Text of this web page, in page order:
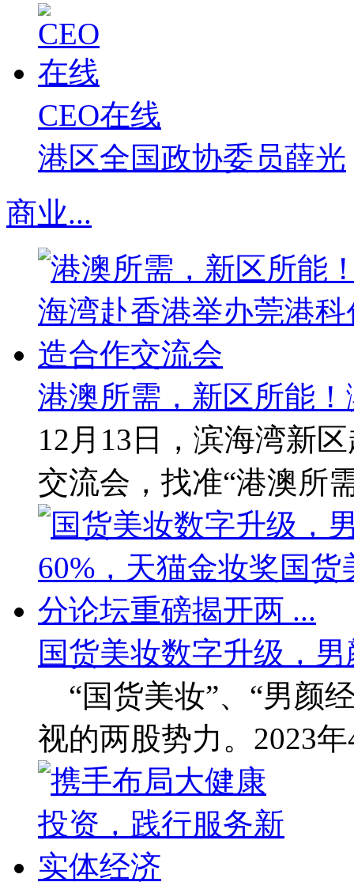
CEO在线
港区全国政协委员薛光
商业...
港澳所需，新区所能
12月13日，滨海湾新
交流会，找准“港澳所
国货美妆数字升级，
“国货美妆”、“男颜
视的两股势力。2023